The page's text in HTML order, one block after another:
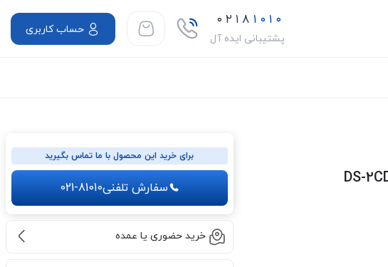
۰۲۱۸ ۱۰۱۰
پشتیبانی ایده آل
حساب کاربری
برای خرید این محصول با ما تماس بگیرید
سفارش تلفنی021-81010
خرید حضوری یا عمده